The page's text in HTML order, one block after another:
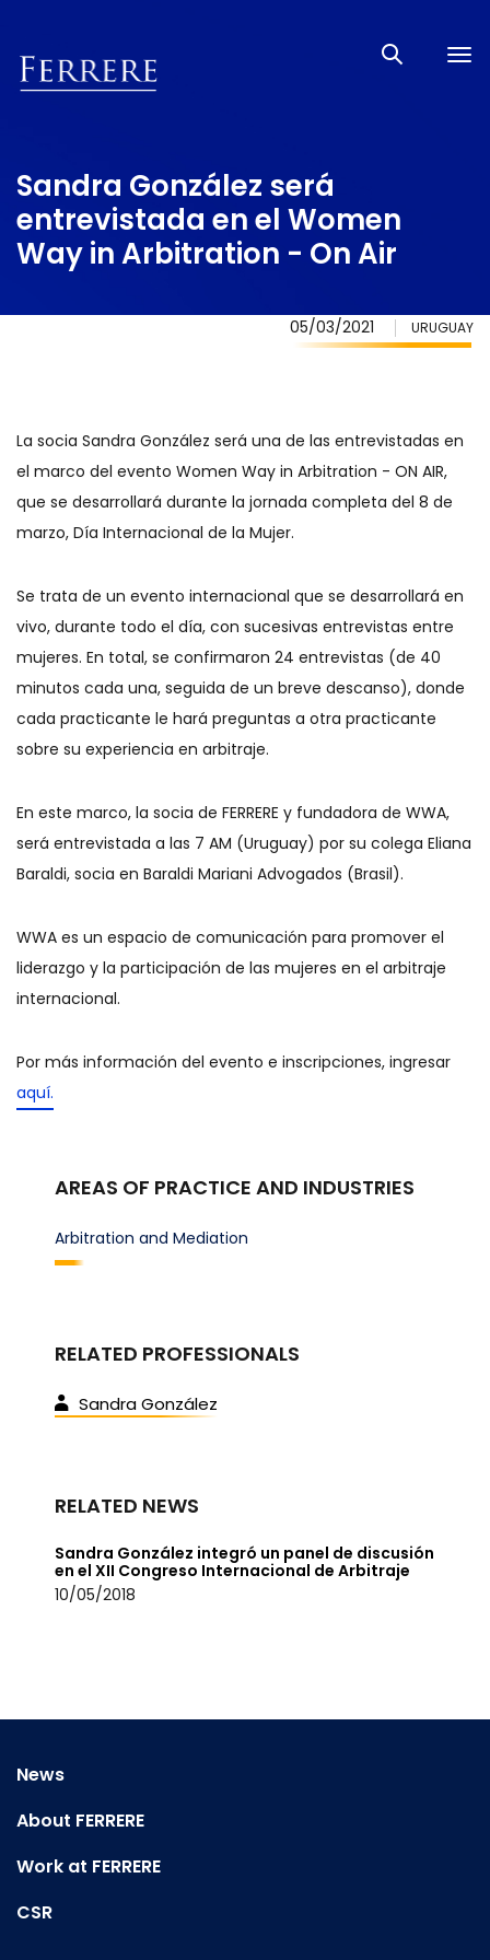
Sandra González será
entrevistada en el Women
Way in Arbitration - On Air
05/03/2021 URUGUAY
La socia Sandra González será una de las entrevistadas en
el marco del evento Women Way in Arbitration - ON AIR,
que se desarrollará durante la jornada completa del 8 de
marzo, Día Internacional de la Mujer.
Se trata de un evento internacional que se desarrollará en
vivo, durante todo el día, con sucesivas entrevistas entre
mujeres. En total, se confirmaron 24 entrevistas (de 40
minutos cada una, seguida de un breve descanso), donde
cada practicante le hará preguntas a otra practicante
sobre su experiencia en arbitraje.
En este marco, la socia de FERRERE y fundadora de WWA,
será entrevistada a las 7 AM (Uruguay) por su colega Eliana
Baraldi, socia en Baraldi Mariani Advogados (Brasil).
WWA es un espacio de comunicación para promover el
liderazgo y la participación de las mujeres en el arbitraje
internacional.
Por más información del evento e inscripciones, ingresar
aquí.
AREAS OF PRACTICE AND INDUSTRIES
Arbitration and Mediation
RELATED PROFESSIONALS
Sandra González
RELATED NEWS
Sandra González integró un panel de discusión
en el XII Congreso Internacional de Arbitraje
10/05/2018
News
About FERRERE
Work at FERRERE
CSR